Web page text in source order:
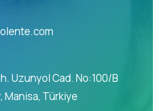
Uzunyol Cad. No:100/B
Manisa, Türkiye